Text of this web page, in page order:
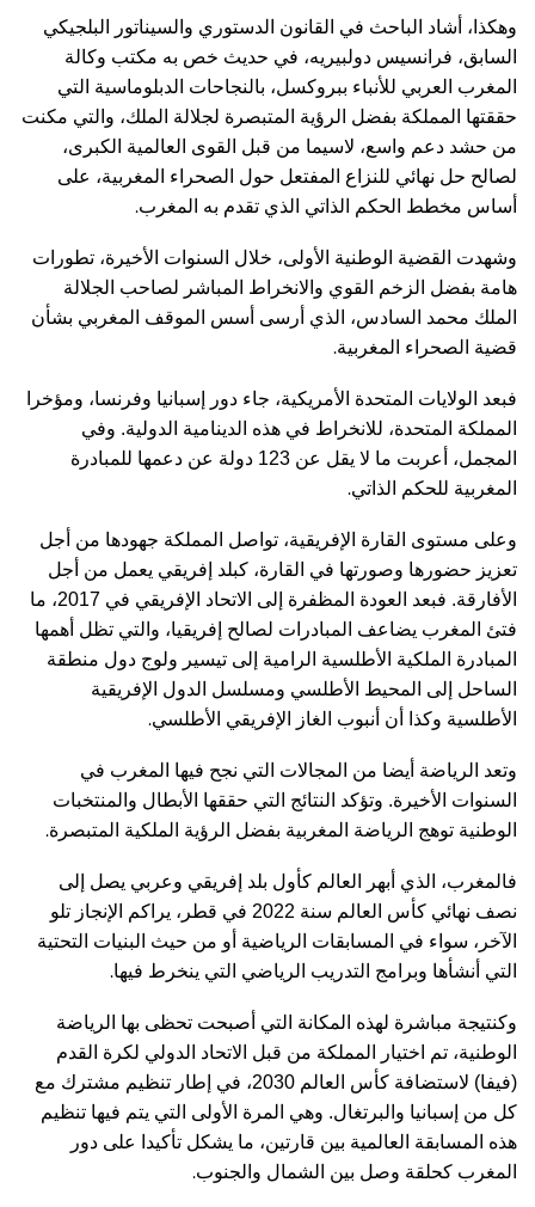
وهكذا، أشاد الباحث في القانون الدستوري والسيناتور البلجيكي
السابق، فرانسيس دولبيريه، في حديث خص به مكتب وكالة
المغرب العربي للأنباء ببروكسل، بالنجاحات الدبلوماسية التي
حققتها المملكة بفضل الرؤية المتبصرة لجلالة الملك، والتي مكنت
من حشد دعم واسع، لاسيما من قبل القوى العالمية الكبرى،
لصالح حل نهائي للنزاع المفتعل حول الصحراء المغربية، على
أساس مخطط الحكم الذاتي الذي تقدم به المغرب.
وشهدت القضية الوطنية الأولى، خلال السنوات الأخيرة، تطورات
هامة بفضل الزخم القوي والانخراط المباشر لصاحب الجلالة
الملك محمد السادس، الذي أرسى أسس الموقف المغربي بشأن
قضية الصحراء المغربية.
فبعد الولايات المتحدة الأمريكية، جاء دور إسبانيا وفرنسا، ومؤخرا
المملكة المتحدة، للانخراط في هذه الدينامية الدولية. وفي
المجمل، أعربت ما لا يقل عن 123 دولة عن دعمها للمبادرة
المغربية للحكم الذاتي.
وعلى مستوى القارة الإفريقية، تواصل المملكة جهودها من أجل
تعزيز حضورها وصورتها في القارة، كبلد إفريقي يعمل من أجل
الأفارقة. فبعد العودة المظفرة إلى الاتحاد الإفريقي في 2017، ما
فتئ المغرب يضاعف المبادرات لصالح إفريقيا، والتي تظل أهمها
المبادرة الملكية الأطلسية الرامية إلى تيسير ولوج دول منطقة
الساحل إلى المحيط الأطلسي ومسلسل الدول الإفريقية
الأطلسية وكذا أن أنبوب الغاز الإفريقي الأطلسي.
وتعد الرياضة أيضا من المجالات التي نجح فيها المغرب في
السنوات الأخيرة. وتؤكد النتائج التي حققها الأبطال والمنتخبات
الوطنية توهج الرياضة المغربية بفضل الرؤية الملكية المتبصرة.
فالمغرب، الذي أبهر العالم كأول بلد إفريقي وعربي يصل إلى
نصف نهائي كأس العالم سنة 2022 في قطر، يراكم الإنجاز تلو
الآخر، سواء في المسابقات الرياضية أو من حيث البنيات التحتية
التي أنشأها وبرامج التدريب الرياضي التي ينخرط فيها.
وكنتيجة مباشرة لهذه المكانة التي أصبحت تحظى بها الرياضة
الوطنية، تم اختيار المملكة من قبل الاتحاد الدولي لكرة القدم
(فيفا) لاستضافة كأس العالم 2030، في إطار تنظيم مشترك مع
كل من إسبانيا والبرتغال. وهي المرة الأولى التي يتم فيها تنظيم
هذه المسابقة العالمية بين قارتين، ما يشكل تأكيدا على دور
المغرب كحلقة وصل بين الشمال والجنوب.